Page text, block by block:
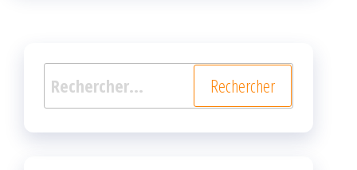
Rechercher :